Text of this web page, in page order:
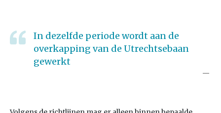
In dezelfde periode wordt aan de
overkapping van de Utrechtsebaan
gewerkt